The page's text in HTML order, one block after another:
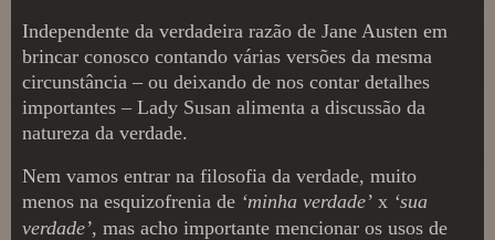
Independente da verdadeira razão de Jane Austen em
brincar conosco contando várias versões da mesma
circunstância – ou deixando de nos contar detalhes
importantes – Lady Susan alimenta a discussão da
natureza da verdade.
Nem vamos entrar na filosofia da verdade, muito
menos na esquizofrenia de ‘minha verdade’ x ‘sua
verdade’, mas acho importante mencionar os usos de